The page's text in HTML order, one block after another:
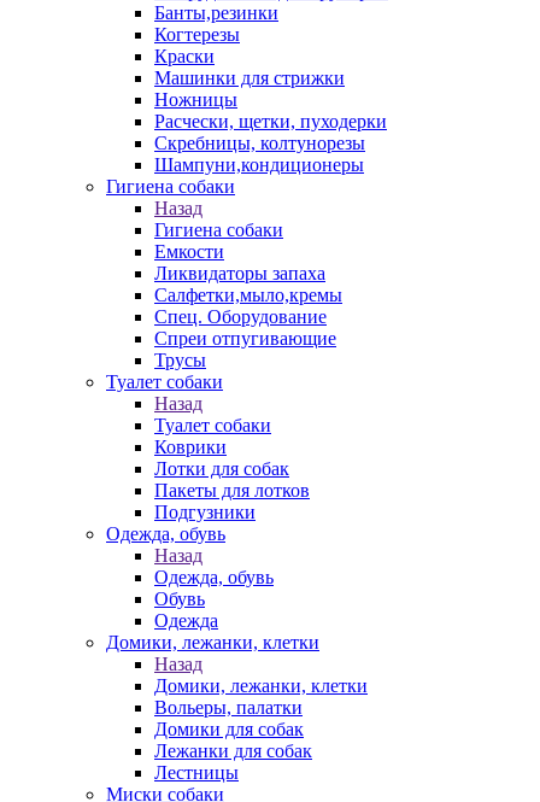
Банты,резинки
Когтерезы
Краски
Машинки для стрижки
Ножницы
Расчески, щетки, пуходерки
Скребницы, колтунорезы
Шампуни,кондиционеры
Гигиена собаки
Назад
Гигиена собаки
Емкости
Ликвидаторы запаха
Салфетки,мыло,кремы
Спец. Оборудование
Спреи отпугивающие
Трусы
Туалет собаки
Назад
Туалет собаки
Коврики
Лотки для собак
Пакеты для лотков
Подгузники
Одежда, обувь
Назад
Одежда, обувь
Обувь
Одежда
Домики, лежанки, клетки
Назад
Домики, лежанки, клетки
Вольеры, палатки
Домики для собак
Лежанки для собак
Лестницы
Миски собаки